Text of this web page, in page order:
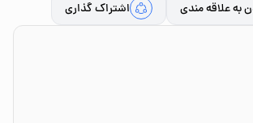
به علاقه مندی اشتراک گذاری